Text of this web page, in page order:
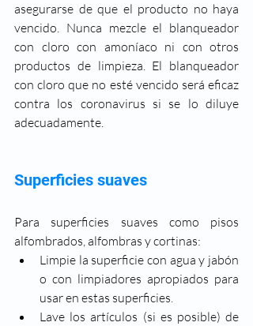
asegurarse de que el producto no haya
vencido. Nunca mezcle el blanqueador
con cloro con amoníaco ni con otros
productos de limpieza. El blanqueador
con cloro que no esté vencido será eficaz
contra los coronavirus si se lo diluye
adecuadamente.
Superficies suaves
Para superficies suaves como pisos
alfombrados, alfombras y cortinas:
Limpie la superficie con agua y jabón
o con limpiadores apropiados para
usar en estas superficies.
Lave los artículos (si es posible) de